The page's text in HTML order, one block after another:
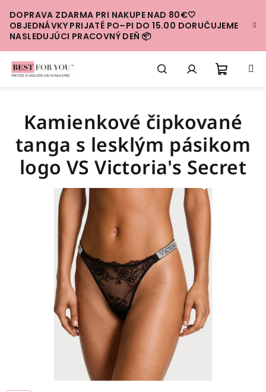
na
obsah
DOPRAVA ZDARMA PRI NAKUPE NAD 80€🤍
OBJEDNÁVKY PRIJATÉ PO–PI DO 15.00 DORUČUJEME
NASLEDUJÚCI PRACOVNÝ DEŇ 📦
košík
Kamienkové čipkované
tanga s lesklým pásikom
logo VS Victoria's Secret